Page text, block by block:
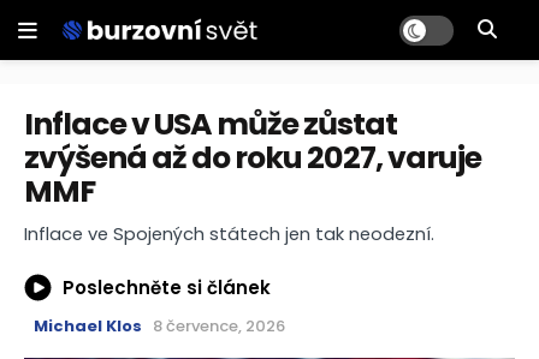
Inflace v USA může zůstat
zvýšená až do roku 2027, varuje
MMF
Inflace ve Spojených státech jen tak neodezní.
Poslechněte si článek
Michael Klos 8 července, 2026